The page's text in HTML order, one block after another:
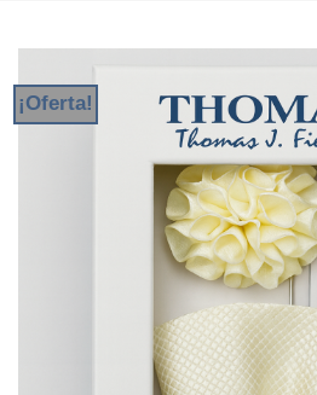
¡Oferta!